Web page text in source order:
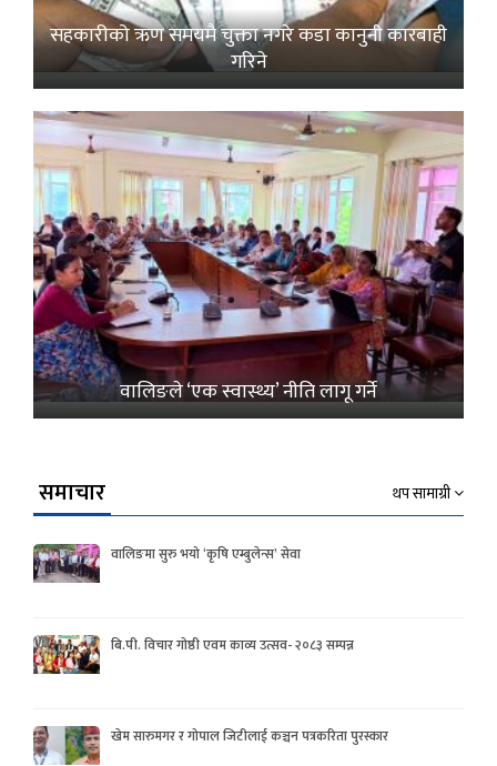
सहकारीको ऋण समयमै चुक्ता नगरे कडा कानुनी कारबाही
गरिने
वालिङले ‘एक स्वास्थ्य’ नीति लागू गर्ने
समाचार थप सामाग्री
वालिङमा सुरु भयो ‘कृषि एम्बुलेन्स’ सेवा
बि.पी. विचार गोष्ठी एवम काव्य उत्सव- २०८३ सम्पन्न
खेम सारुमगर र गोपाल जिटीलाई कञ्चन पत्रकरिता पुरस्कार